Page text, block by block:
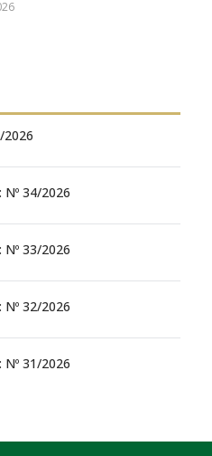
2026
Nº 34/2026
Nº 33/2026
Nº 32/2026
Nº 31/2026